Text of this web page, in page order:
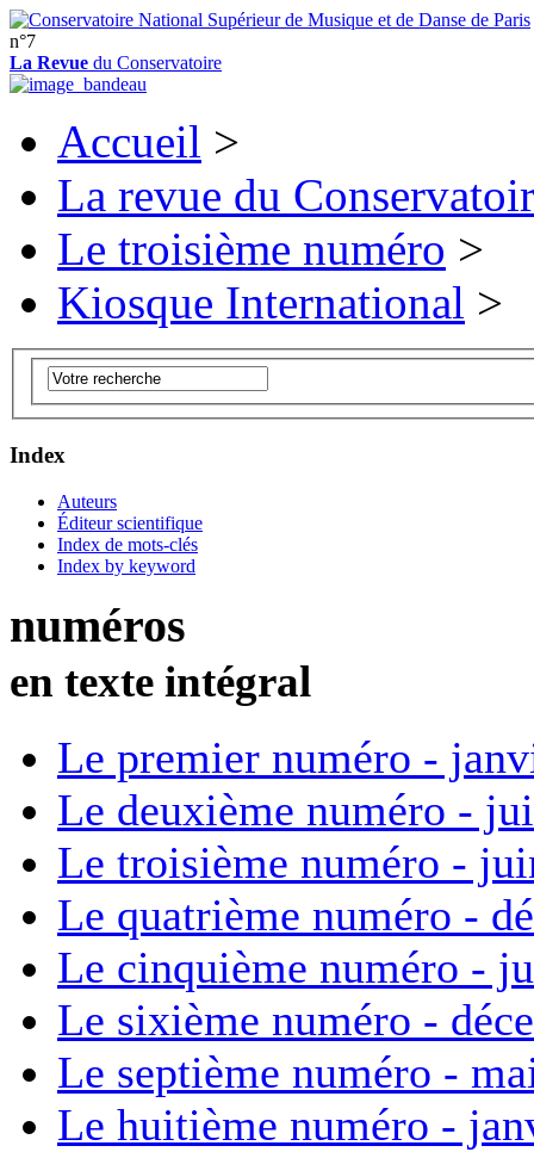
n°7
La Revue du Conservatoire
Accueil >
La revue du
Le troisième numéro >
Kiosque International >
Index
Auteurs
Éditeur scientifique
Index de mots-clés
Index by keyword
numéros
en texte intégral
Le premier numéro -
Le deuxième numéro -
Le troisième numéro -
Le quatrième numéro -
Le cinquième numéro -
Le sixième numéro -
Le septième numéro -
Le huitième numéro -